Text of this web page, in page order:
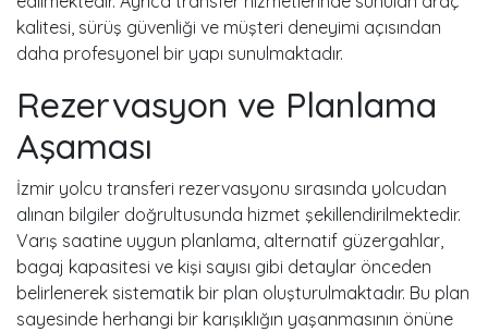
kalitesi, sürüş güvenliği ve müşteri deneyimi açısından
daha profesyonel bir yapı sunulmaktadır.
Rezervasyon ve Planlama
Aşaması
İzmir yolcu transferi rezervasyonu sırasında yolcudan
alınan bilgiler doğrultusunda hizmet şekillendirilmektedir.
Varış saatine uygun planlama, alternatif güzergahlar,
bagaj kapasitesi ve kişi sayısı gibi detaylar önceden
belirlenerek sistematik bir plan oluşturulmaktadır. Bu plan
sayesinde herhangi bir karışıklığın yaşanmasının önüne